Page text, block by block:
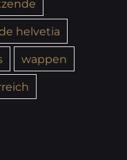
helvetia
wappen